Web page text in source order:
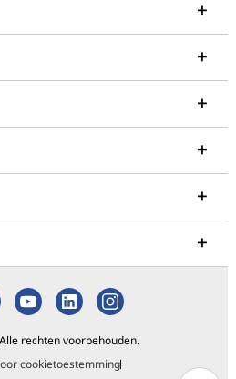
rechten voorbehouden.
cookietoestemming